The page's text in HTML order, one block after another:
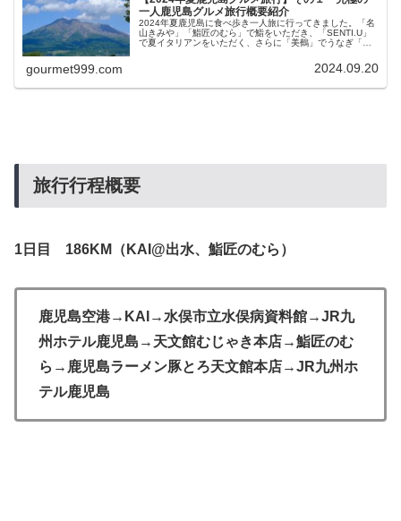
一人鹿児島グルメ旅行概要紹介
2024年夏鹿児島に食べ歩き一人旅に行ってきました。「名
山きみや」「鮨匠のむら」で鮨をいただき、「SENTI.U」
で夏イタリアンをいただく、さらに「美鶴」でうなぎ「永
だき、宿泊は「城山ホテル」と「シェラトン鹿児島」、指
宿「砂楽」で砂蒸し温泉、霧島温泉「妙見石原壮」で露天
ン鹿児島で天然温泉につかる。仙厳園で島津家の歴史にふ
gourmet999.com 2024.09.20
旅行行程概要
1日目 186KM（KAI@出水、鮨匠のむら）
鹿児島空港→KAI→水俣市立水俣病資料館→JR九
州ホテル鹿児島→天文館むじゃき本店→鮨匠のむ
ら→鹿児島ラーメン豚とろ天文館本店→JR九州ホ
テル鹿児島